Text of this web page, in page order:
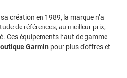
création en 1989, la marque n’a
de références, au meilleur prix,
Ces équipements haut de gamme
Garmin pour plus d'offres et